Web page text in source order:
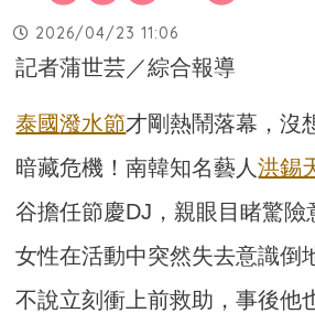
2026/04/23 11:06
記者蒲世芸／綜合報導
泰國潑水節才剛熱鬧落幕，沒
暗藏危機！南韓知名藝人洪錫
谷擔任節慶DJ，親眼目睹驚險
女性在活動中突然失去意識倒
不說立刻衝上前救助，事後他